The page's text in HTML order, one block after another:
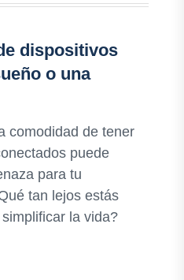
dispositivos
o una
comodidad de tener
puede
para tu
tan lejos estás
la vida?